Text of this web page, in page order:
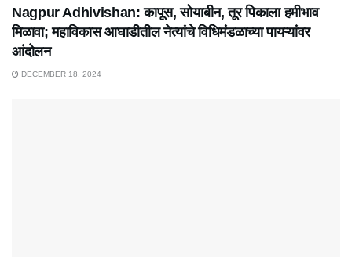
Nagpur Adhivishan: कापूस, सोयाबीन, तूर पिकाला हमीभाव
मिळावा; महाविकास आघाडीतील नेत्यांचे विधिमंडळाच्या पायऱ्यांवर
आंदोलन
DECEMBER 18, 2024